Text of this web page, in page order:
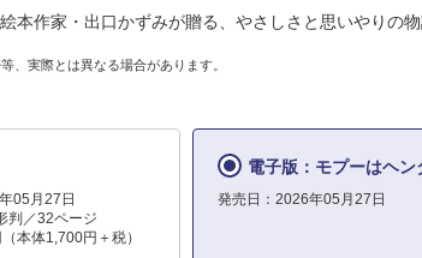
本作家・出口かずみが贈る、やさしさと思いやりの物
、実際とは異なる場合があります。
05月27日
判／32ページ
本体1,700円＋税）
電子版：モプーはヘン
発売日：2026年05月27日